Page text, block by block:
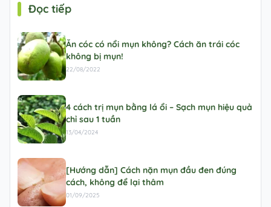
Đọc tiếp
Ăn cóc có nổi mụn không? Cách ăn trái cóc
không bị mụn!
22/08/2022
4 cách trị mụn bằng lá ổi – Sạch mụn hiệu quả
chỉ sau 1 tuần
13/04/2024
[Hướng dẫn] Cách nặn mụn đầu đen đúng
cách, không để lại thâm
01/09/2025